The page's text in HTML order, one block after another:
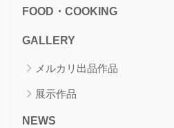
FOOD・COOKING
GALLERY
メルカリ出品作品
展示作品
NEWS